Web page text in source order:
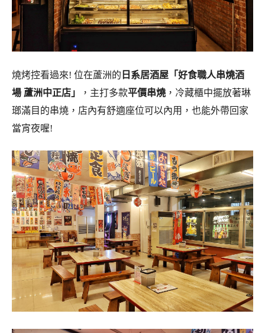
燒烤控看過來! 位在蘆洲的 日系居酒屋 「好食職人串燒酒
場 蘆洲中正店」
，主打多款平價串燒 ，冷藏櫃中擺放著琳
瑯滿目的串燒，店內有舒適座位可以內用，也能外帶回家
當宵夜喔!